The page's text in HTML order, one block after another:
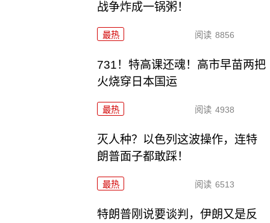
战争炸成一锅粥！
最热 阅读 8856
731！特高课还魂！高市早苗两把
火烧穿日本国运
最热 阅读 4938
灭人种？以色列这波操作，连特
朗普面子都敢踩！
最热 阅读 6513
特朗普刚说要谈判，伊朗又是反